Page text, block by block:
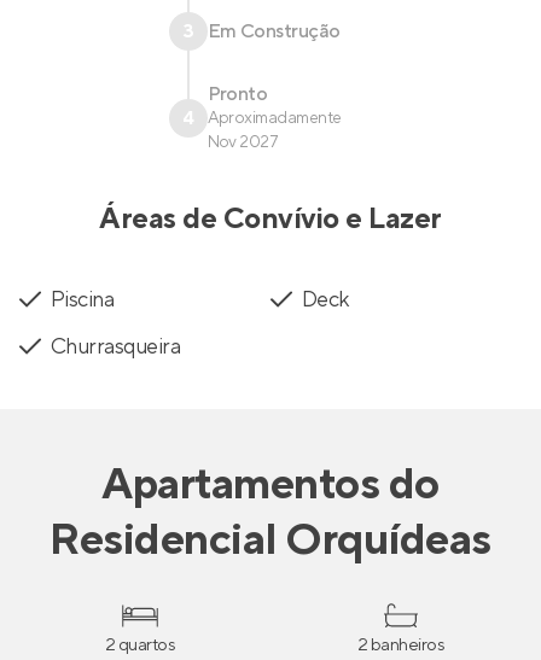
3 Em Construção
4
Pronto
Aproximadamente
Nov 2027
Áreas de Convívio e Lazer
Piscina
Deck
Churrasqueira
Apartamentosdo
Residencial Orquídeas
2 quartos 2 banheiros